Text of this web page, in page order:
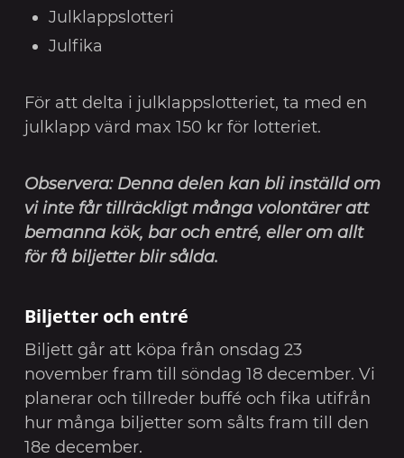
Julklappslotteri
Julfika
För att delta i julklappslotteriet, ta med en
julklapp värd max 150 kr för lotteriet.
Observera: Denna delen kan bli inställd om
vi inte får tillräckligt många volontärer att
bemanna kök, bar och entré, eller om allt
för få biljetter blir sålda.
Biljetter och entré
Biljett går att köpa från onsdag 23
november fram till söndag 18 december. Vi
planerar och tillreder buffé och fika utifrån
hur många biljetter som sålts fram till den
18e december.